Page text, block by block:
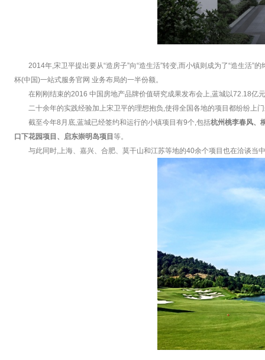
2014年,宋卫平提出要从“造房子”向“造生活”转变,而小镇则成为了“造生活”
杯(中国)一站式服务官网 业务布局的一半份额。
在刚刚结束的2016 中国房地产品牌价值研究成果发布会上,蓝城以72.18亿
二十余年的实践经验加上宋卫平的理想抱负,使得全国各地的项目都纷纷上
截至今年8月底,蓝城已经签约和运行的小镇项目有9个,包括杭州桃李春风、
口下花园项目、启东崇明岛项目 等。
与此同时,上海、嘉兴、合肥、莫干山和江苏等地的40余个项目也在洽谈当